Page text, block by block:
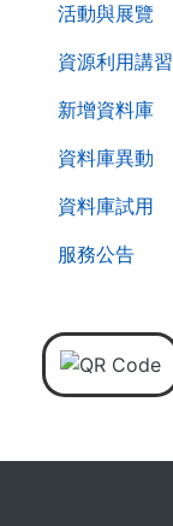
活動與展覽
資源利用講習
新增資料庫
資料庫異動
資料庫試用
服務公告